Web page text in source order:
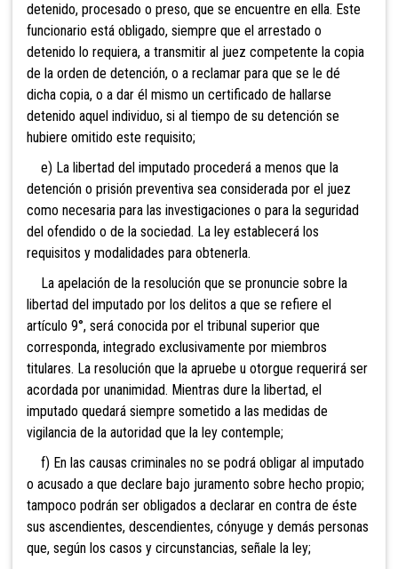
detenido, procesado o preso, que se encuentre en ella. Este
funcionario está obligado, siempre que el arrestado o
detenido lo requiera, a transmitir al juez competente la copia
de la orden de detención, o a reclamar para que se le dé
dicha copia, o a dar él mismo un certificado de hallarse
detenido aquel individuo, si al tiempo de su detención se
hubiere omitido este requisito;
e) La libertad del imputado procederá a menos que la
detención o prisión preventiva sea considerada por el juez
como necesaria para las investigaciones o para la seguridad
del ofendido o de la sociedad. La ley establecerá los
requisitos y modalidades para obtenerla.
La apelación de la resolución que se pronuncie sobre la
libertad del imputado por los delitos a que se refiere el
artículo 9°, será conocida por el tribunal superior que
corresponda, integrado exclusivamente por miembros
titulares. La resolución que la apruebe u otorgue requerirá ser
acordada por unanimidad. Mientras dure la libertad, el
imputado quedará siempre sometido a las medidas de
vigilancia de la autoridad que la ley contemple;
f) En las causas criminales no se podrá obligar al imputado
o acusado a que declare bajo juramento sobre hecho propio;
tampoco podrán ser obligados a declarar en contra de éste
sus ascendientes, descendientes, cónyuge y demás personas
que, según los casos y circunstancias, señale la ley;